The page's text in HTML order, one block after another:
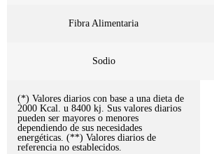
Fibra Alimentaria
Sodio
(*) Valores diarios con base a una dieta de
2000 Kcal. u 8400 kj. Sus valores diarios
pueden ser mayores o menores
dependiendo de sus necesidades
energéticas. (**) Valores diarios de
referencia no establecidos.